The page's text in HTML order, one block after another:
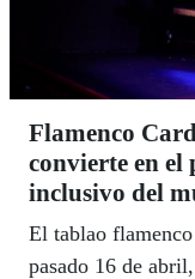
Flamenco
convierte en
inclusivo del
El tablao
pasado 16 de